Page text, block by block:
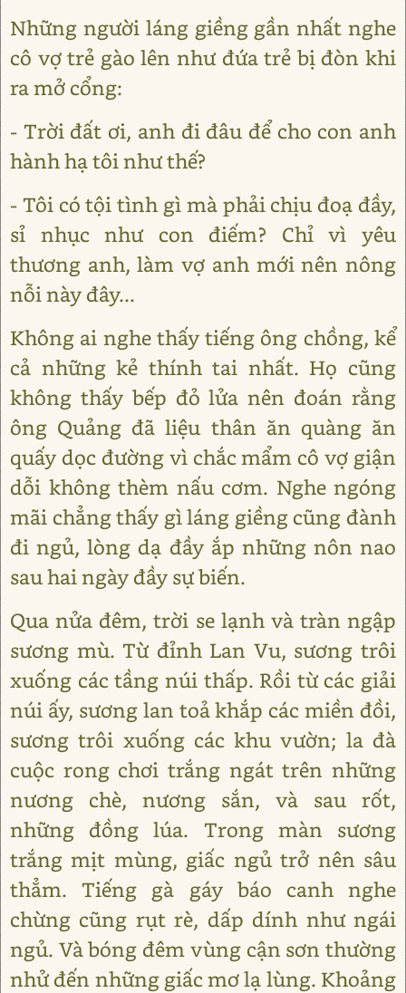
Những người láng giềng gần nhất nghe
cô vợ trẻ gào lên như đứa trẻ bị đòn khi
ra mở cổng:
- Trời đất ơi, anh đi đâu để cho con anh
hành hạ tôi như thế?
- Tôi có tội tình gì mà phải chịu đoạ đầy,
sỉ nhục như con điếm? Chỉ vì yêu
thương anh, làm vợ anh mới nên nông
nỗi này đây...
Không ai nghe thấy tiếng ông chồng, kể
cả những kẻ thính tai nhất. Họ cũng
không thấy bếp đỏ lửa nên đoán rằng
ông Quảng đã liệu thân ăn quàng ăn
quấy dọc đường vì chắc mẩm cô vợ giận
dỗi không thèm nấu cơm. Nghe ngóng
mãi chẳng thấy gì láng giềng cũng đành
đi ngủ, lòng dạ đầy ắp những nôn nao
sau hai ngày đầy sự biến.
Qua nửa đêm, trời se lạnh và tràn ngập
sương mù. Từ đỉnh Lan Vu, sương trôi
xuống các tầng núi thấp. Rồi từ các giải
núi ấy, sương lan toả khắp các miền đồi,
sương trôi xuống các khu vườn; la đà
cuộc rong chơi trắng ngát trên những
nương chè, nương sắn, và sau rốt,
những đồng lúa. Trong màn sương
trắng mịt mùng, giấc ngủ trở nên sâu
thẳm. Tiếng gà gáy báo canh nghe
chừng cũng rụt rè, dấp dính như ngái
ngủ. Và bóng đêm vùng cận sơn thường
nhử đến những giấc mơ lạ lùng. Khoảng